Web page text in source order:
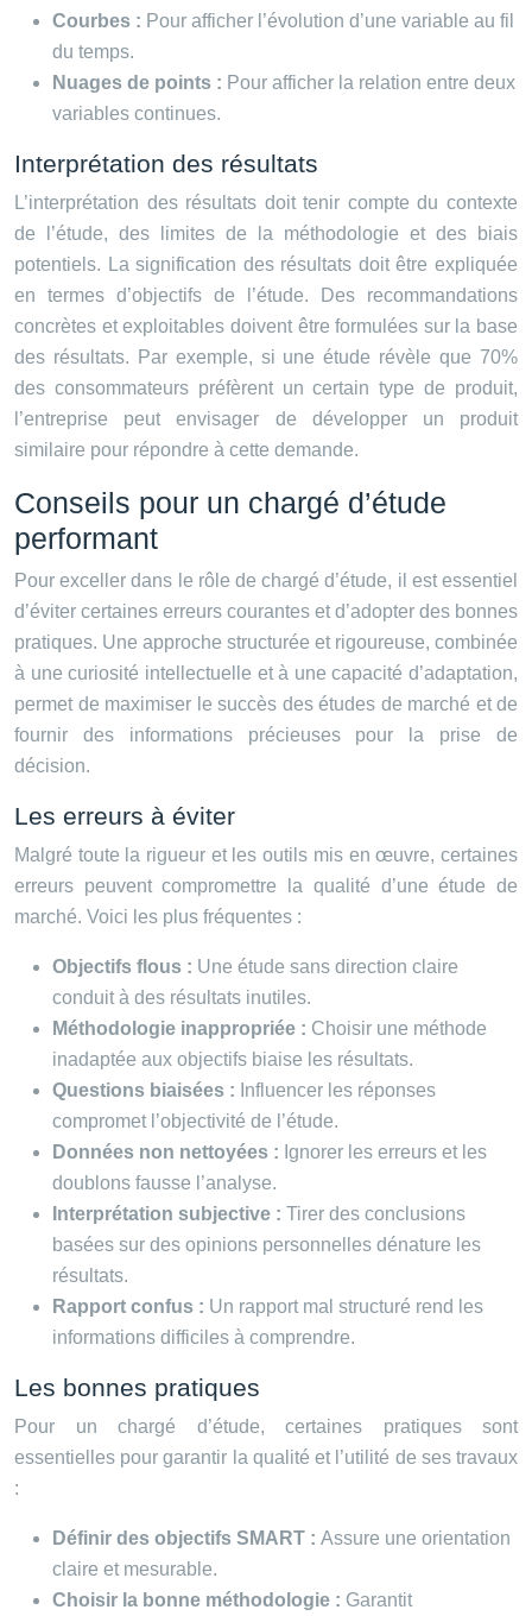
Courbes : Pour afficher l’évolution d’une variable au fil
du temps.
Nuages de points : Pour afficher la relation entre deux
variables continues.
Interprétation des résultats
L’interprétation des résultats doit tenir compte du contexte
de l’étude, des limites de la méthodologie et des biais
potentiels. La signification des résultats doit être expliquée
en termes d’objectifs de l’étude. Des recommandations
concrètes et exploitables doivent être formulées sur la base
des résultats. Par exemple, si une étude révèle que 70%
des consommateurs préfèrent un certain type de produit,
l’entreprise peut envisager de développer un produit
similaire pour répondre à cette demande.
Conseils pour un chargé d’étude
performant
Pour exceller dans le rôle de chargé d’étude, il est essentiel
d’éviter certaines erreurs courantes et d’adopter des bonnes
pratiques. Une approche structurée et rigoureuse, combinée
à une curiosité intellectuelle et à une capacité d’adaptation,
permet de maximiser le succès des études de marché et de
fournir des informations précieuses pour la prise de
décision.
Les erreurs à éviter
Malgré toute la rigueur et les outils mis en œuvre, certaines
erreurs peuvent compromettre la qualité d’une étude de
marché. Voici les plus fréquentes :
Objectifs flous : Une étude sans direction claire
conduit à des résultats inutiles.
Méthodologie inappropriée : Choisir une méthode
inadaptée aux objectifs biaise les résultats.
Questions biaisées : Influencer les réponses
compromet l’objectivité de l’étude.
Données non nettoyées : Ignorer les erreurs et les
doublons fausse l’analyse.
Interprétation subjective : Tirer des conclusions
basées sur des opinions personnelles dénature les
résultats.
Rapport confus : Un rapport mal structuré rend les
informations difficiles à comprendre.
Les bonnes pratiques
Pour un chargé d’étude, certaines pratiques sont
essentielles pour garantir la qualité et l’utilité de ses travaux
:
Définir des objectifs SMART : Assure une orientation
claire et mesurable.
Choisir la bonne méthodologie : Garantit